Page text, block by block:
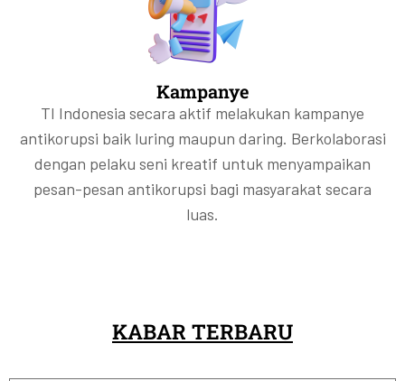
Kampanye
TI Indonesia secara aktif melakukan kampanye
antikorupsi baik luring maupun daring. Berkolaborasi
dengan pelaku seni kreatif untuk menyampaikan
pesan-pesan antikorupsi bagi masyarakat secara
luas.
KABAR TERBARU